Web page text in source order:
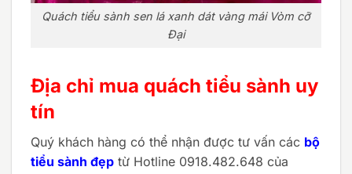
Quách tiểu sành sen lá xanh dát vàng mái Vòm cỡ
Đại
Địa chỉ mua quách tiểu sành uy
tín
Quý khách hàng có thể nhận được tư vấn các bộ
tiểu sành đẹp từ Hotline 0918.482.648 của